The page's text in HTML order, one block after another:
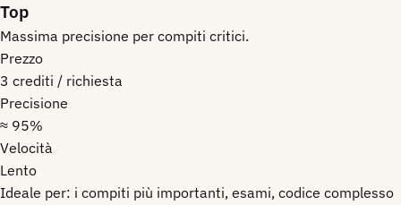
Top
Massima precisione per compiti critici.
Prezzo
3 crediti / richiesta
Precisione
≈ 95%
Velocità
Lento
Ideale per: i compiti più importanti, esami, codice complesso